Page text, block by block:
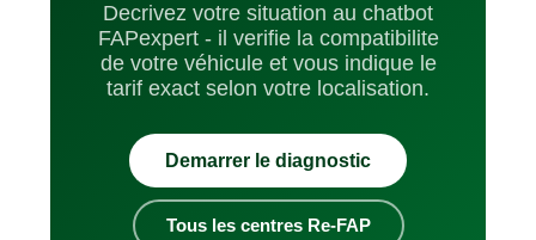
Decrivez votre situation au chatbot
FAPexpert - il verifie la compatibilite
de votre véhicule et vous indique le
tarif exact selon votre localisation.
Demarrer le diagnostic
Tous les centres Re-FAP